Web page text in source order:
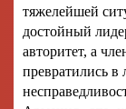
тяжелейшей
достойный
авторитет, а
превратились